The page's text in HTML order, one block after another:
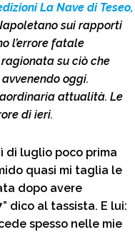
La Nave di Teseo,
sui rapporti
l’errore fatale
su ciò che
oggi.
attualità. Le
di ieri.
di luglio poco prima
quasi mi taglia le
dopo avere
dico al tassista. E lui:
spesso nelle mie